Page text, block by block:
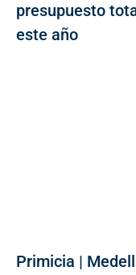
presupuesto
este año
Primicia |